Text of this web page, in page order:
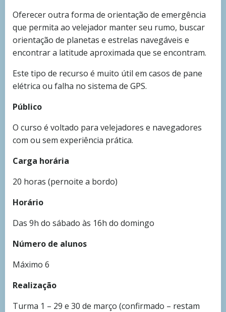
Oferecer outra forma de orientação de emergência
que permita ao velejador manter seu rumo, buscar
orientação de planetas e estrelas navegáveis e
encontrar a latitude aproximada que se encontram.
Este tipo de recurso é muito útil em casos de pane
elétrica ou falha no sistema de GPS.
Público
O curso é voltado para velejadores e navegadores
com ou sem experiência prática.
Carga horária
20 horas (pernoite a bordo)
Horário
Das 9h do sábado às 16h do domingo
Número de alunos
Máximo 6
Realização
Turma 1 – 29 e 30 de março (confirmado – restam